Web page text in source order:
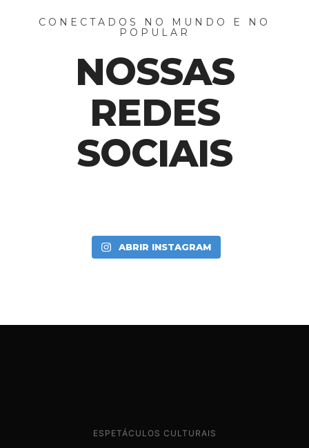
CONECTADOS NO MUNDO E NO
POPULAR
NOSSAS
REDES
SOCIAIS
ABRIR INSTAGRAM
ESPETÁCULOS CULTURAIS